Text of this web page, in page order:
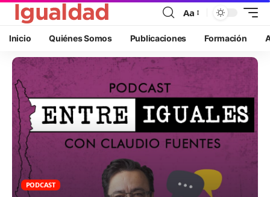
Aa
Inicio Quiénes Somos Publicaciones Formación
PODCAST